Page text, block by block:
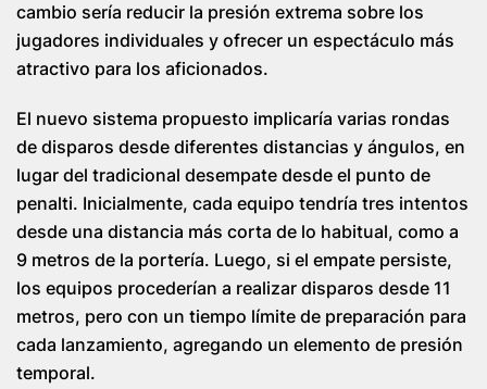
cambio sería reducir la presión extrema sobre los
jugadores individuales y ofrecer un espectáculo más
atractivo para los aficionados.
El nuevo sistema propuesto implicaría varias rondas
de disparos desde diferentes distancias y ángulos, en
lugar del tradicional desempate desde el punto de
penalti. Inicialmente, cada equipo tendría tres intentos
desde una distancia más corta de lo habitual, como a
9 metros de la portería. Luego, si el empate persiste,
los equipos procederían a realizar disparos desde 11
metros, pero con un tiempo límite de preparación para
cada lanzamiento, agregando un elemento de presión
temporal.